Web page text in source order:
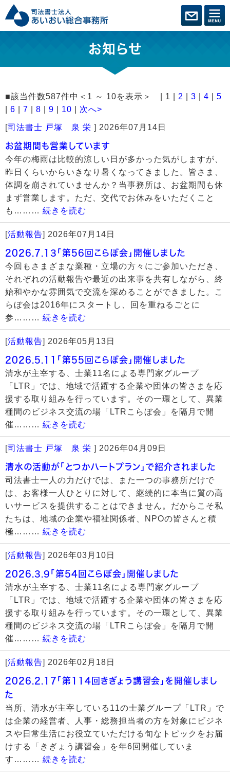
お知らせ
■該当件数587件中＜1 ～ 10を表示＞ | 1 | 2 3 4
5
6 7 8 9 10 次へ>
[司法書士 戸塚 泉 栄 ] 2026年07月14日
お盆期間も営業しています
今年の梅雨は比較的涼しい日が多かった気がしますが、
昨日くらいからいきなり暑くなってきました。皆さま、
体調を崩されていませんか？当事務所は、お盆期間も休
まず営業します。ただ、交代でお休みをいただくこと
も……… 続きを読む
[活動報告] 2026年07月14日
2026.7.13「第56回こらぼ会」開催しました
今回もさまざまな業種・立場の方々にご参加いただき、
それぞれの活動報告や最近の出来事を共有しながら、終
始和やかな雰囲気で交流を深めることができました。こ
らぼ会は2016年にスタートし、回を重ねるごとに
参……… 続きを読む
[活動報告] 2026年05月13日
2026.5.11「第55回こらぼ会」開催しました
清水が主宰する、士業11名による専門家グループ
「LTR」では、地域で活躍する企業や団体の皆さまを応
援する取り組みを行っています。その一環として、異業
種間のビジネス交流の場「LTRこらぼ会」を隔月で開
催……… 続きを読む
[司法書士 戸塚 泉 栄 ] 2026年04月09日
清水の活動が「とつかハートプラン」で紹介されました
司法書士一人の力だけでは、また一つの事務所だけで
は、お客様一人ひとりに対して、継続的に本当に質の高
いサービスを提供することはできません。だからこそ私
たちは、地域の企業や福祉関係者、NPOの皆さんと積
極……… 続きを読む
[活動報告] 2026年03月10日
2026.3.9「第54回こらぼ会」開催しました
清水が主宰する、士業11名による専門家グループ
「LTR」では、地域で活躍する企業や団体の皆さまを応
援する取り組みを行っています。その一環として、異業
種間のビジネス交流の場「LTRこらぼ会」を隔月で開
催……… 続きを読む
[活動報告] 2026年02月18日
2026.2.17「第114回きぎょう講習会」を開催しまし
た
当所、清水が主宰している11の士業グループ「LTR」で
は企業の経営者、人事・総務担当者の方を対象にビジネ
スや日常生活にお役立ていただける旬なトピックをお届
けする「きぎょう講習会」を年6回開催していま
す……… 続きを読む